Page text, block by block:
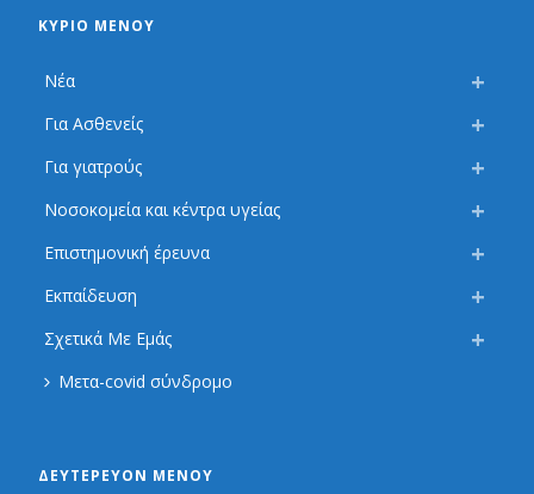
ΚΎΡΙΟ ΜΕΝΟΎ
Νέα
Για Ασθενείς
Για γιατρούς
Νοσοκομεία και κέντρα υγείας
Επιστημονική έρευνα
Εκπαίδευση
Σχετικά Με Εμάς
Μετα-covid σύνδρομο
ΔΕΥΤΕΡΕΎΟΝ ΜΕΝΟΎ